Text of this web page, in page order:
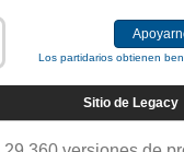
Los partidarios obtienen
Sitio de Legacy